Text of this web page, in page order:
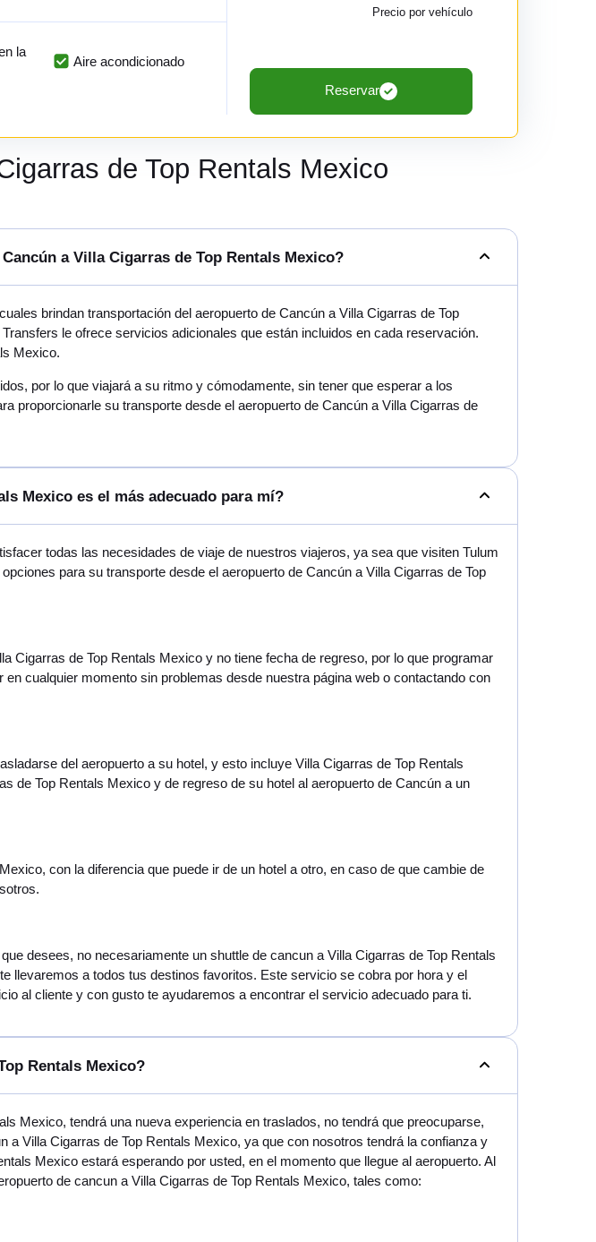
la
Aire acondicionado
Precio por vehículo
Reservar
de Top Rentals Mexico
a Villa Cigarras de Top Rentals Mexico?
brindan transportación del aeropuerto de Cancún a Villa Cigarras de Top
le ofrece servicios adicionales que están incluidos en cada reservación.
Mexico.
por lo que viajará a su ritmo y cómodamente, sin tener que esperar a los
proporcionarle su transporte desde el aeropuerto de Cancún a Villa Cigarras de
Mexico es el más adecuado para mí?
todas las necesidades de viaje de nuestros viajeros, ya sea que visiten Tulum
para su transporte desde el aeropuerto de Cancún a Villa Cigarras de Top
Cigarras de Top Rentals Mexico y no tiene fecha de regreso, por lo que programar
cualquier momento sin problemas desde nuestra página web o contactando con
del aeropuerto a su hotel, y esto incluye Villa Cigarras de Top Rentals
de Top Rentals Mexico y de regreso de su hotel al aeropuerto de Cancún a un
con la diferencia que puede ir de un hotel a otro, en caso de que cambie de
desees, no necesariamente un shuttle de cancun a Villa Cigarras de Top Rentals
llevaremos a todos tus destinos favoritos. Este servicio se cobra por hora y el
al cliente y con gusto te ayudaremos a encontrar el servicio adecuado para ti.
Rentals Mexico?
Mexico, tendrá una nueva experiencia en traslados, no tendrá que preocuparse,
Villa Cigarras de Top Rentals Mexico, ya que con nosotros tendrá la confianza y
Mexico estará esperando por usted, en el momento que llegue al aeropuerto. Al
de cancun a Villa Cigarras de Top Rentals Mexico, tales como: